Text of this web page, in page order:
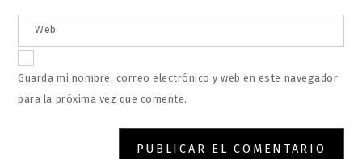
Web
Guarda mi nombre, correo electrónico y web en este navegador
para la próxima vez que comente.